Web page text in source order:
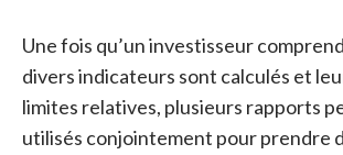
Une fois qu’un investisseur
divers indicateurs sont calculés et
limites relatives, plusieurs rapports
utilisés conjointement pour prendre